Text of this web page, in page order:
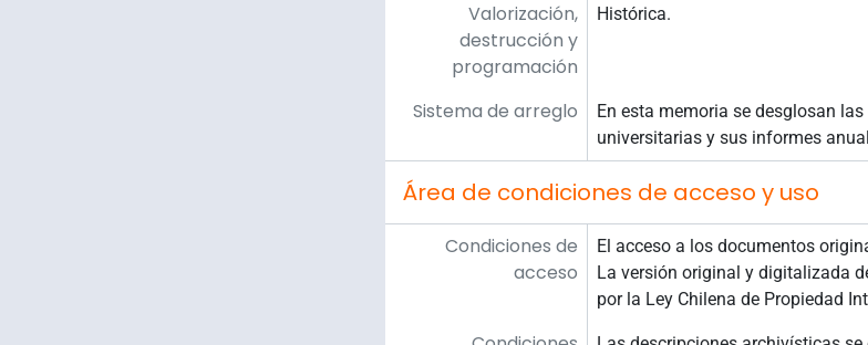
Valorización,
destrucción y
programación
Histórica.
Sistema de arreglo
En esta memoria se desglosan
universitarias y sus informes
Área de condiciones de acceso y uso
Condiciones de
acceso
El acceso a los documentos
La versión original y digitalizada
por la Ley Chilena de Propiedad